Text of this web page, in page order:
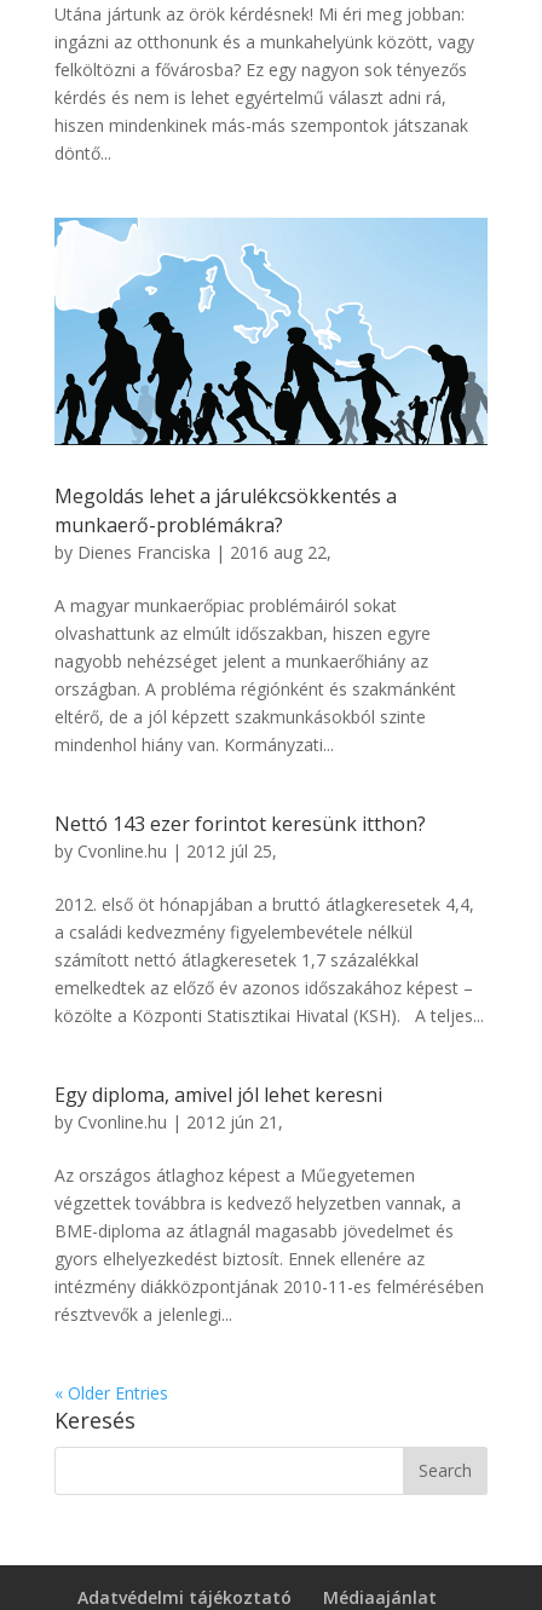
Utána jártunk az örök kérdésnek! Mi éri meg jobban:
ingázni az otthonunk és a munkahelyünk között, vagy
felköltözni a fővárosba? Ez egy nagyon sok tényezős
kérdés és nem is lehet egyértelmű választ adni rá,
hiszen mindenkinek más-más szempontok játszanak
döntő...
Megoldás lehet a járulékcsökkentés a
munkaerő-problémákra?
by Dienes Franciska | 2016 aug 22,
A magyar munkaerőpiac problémáiról sokat
olvashattunk az elmúlt időszakban, hiszen egyre
nagyobb nehézséget jelent a munkaerőhiány az
országban. A probléma régiónként és szakmánként
eltérő, de a jól képzett szakmunkásokból szinte
mindenhol hiány van. Kormányzati...
Nettó 143 ezer forintot keresünk itthon?
by Cvonline.hu | 2012 júl 25,
2012. első öt hónapjában a bruttó átlagkeresetek 4,4,
a családi kedvezmény figyelembevétele nélkül
számított nettó átlagkeresetek 1,7 százalékkal
emelkedtek az előző év azonos időszakához képest –
közölte a Központi Statisztikai Hivatal (KSH). A teljes...
Egy diploma, amivel jól lehet keresni
by Cvonline.hu | 2012 jún 21,
Az országos átlaghoz képest a Műegyetemen
végzettek továbbra is kedvező helyzetben vannak, a
BME-diploma az átlagnál magasabb jövedelmet és
gyors elhelyezkedést biztosít. Ennek ellenére az
intézmény diákközpontjának 2010-11-es felmérésében
résztvevők a jelenlegi...
« Older Entries
Keresés
Adatvédelmi tájékoztató Médiaajánlat